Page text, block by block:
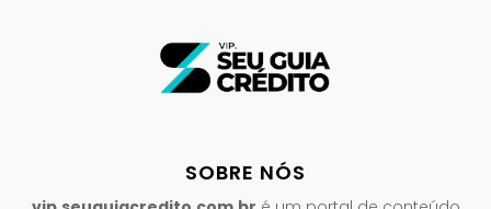
SOBRE NÓS